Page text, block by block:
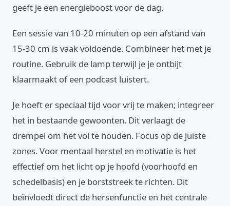
geeft je een energieboost voor de dag.
Een sessie van 10-20 minuten op een afstand van
15-30 cm is vaak voldoende. Combineer het met je
routine. Gebruik de lamp terwijl je je ontbijt
klaarmaakt of een podcast luistert.
Je hoeft er speciaal tijd voor vrij te maken; integreer
het in bestaande gewoonten. Dit verlaagt de
drempel om het vol te houden. Focus op de juiste
zones. Voor mentaal herstel en motivatie is het
effectief om het licht op je hoofd (voorhoofd en
schedelbasis) en je borststreek te richten. Dit
beïnvloedt direct de hersenfunctie en het centrale